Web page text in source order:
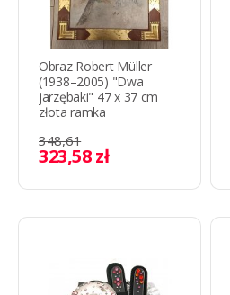
Obraz Robert Müller
(1938–2005) "Dwa
jarzębaki" 47 x 37 cm
złota ramka
348,61
323,58 zł